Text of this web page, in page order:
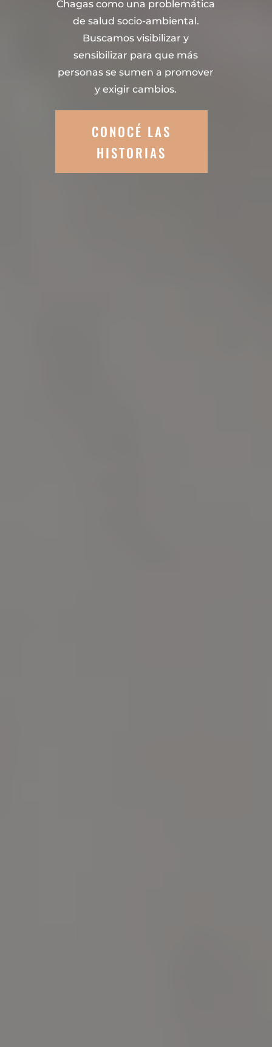
Chagas como una problemática
de salud socio-ambiental.
Buscamos visibilizar y
sensibilizar para que más
personas se sumen a promover
y exigir cambios.
CONOCÉ LAS
HISTORIAS